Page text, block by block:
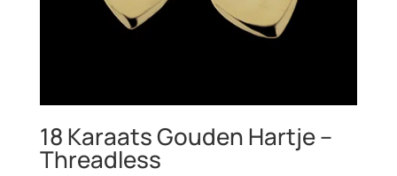
18 Karaats Gouden Hartje –
Threadless